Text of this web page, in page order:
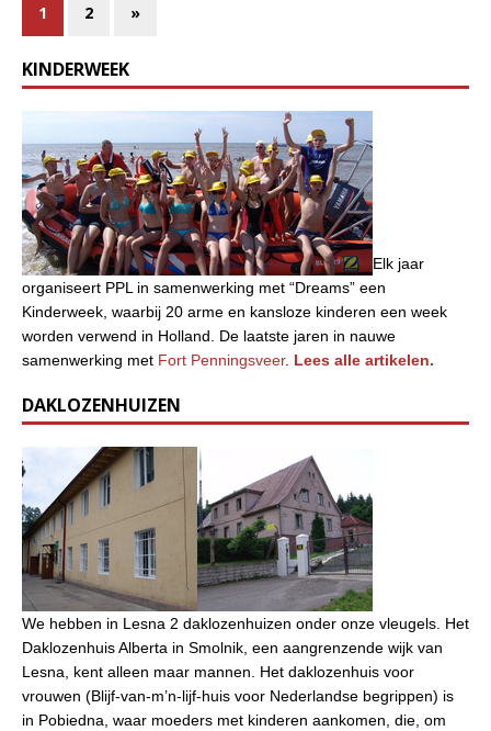
1 2 »
KINDERWEEK
Elk jaar
organiseert PPL in samenwerking met “Dreams” een
Kinderweek, waarbij 20 arme en kansloze kinderen een week
worden verwend in Holland. De laatste jaren in nauwe
samenwerking met Fort Penningsveer. Lees alle artikelen.
DAKLOZENHUIZEN
We hebben in Lesna 2 daklozenhuizen onder onze vleugels. Het
Daklozenhuis Alberta in Smolnik, een aangrenzende wijk van
Lesna, kent alleen maar mannen. Het daklozenhuis voor
vrouwen (Blijf-van-m’n-lijf-huis voor Nederlandse begrippen) is
in Pobiedna, waar moeders met kinderen aankomen, die, om